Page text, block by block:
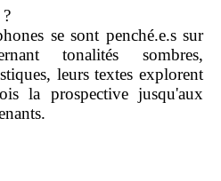
se sont penché.e.s sur
tonalités sombres,
leurs textes explorent
la prospective jusqu'aux